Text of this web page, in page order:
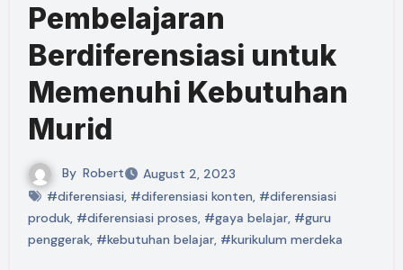
Pembelajaran
Berdiferensiasi untuk
Memenuhi Kebutuhan
Murid
By Robert
August 2, 2023
#diferensiasi, #diferensiasi konten, #diferensiasi
produk, #diferensiasi proses, #gaya belajar, #guru
penggerak, #kebutuhan belajar, #kurikulum merdeka